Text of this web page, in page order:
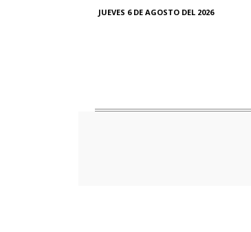
JUEVES 6 DE AGOSTO DEL 2026